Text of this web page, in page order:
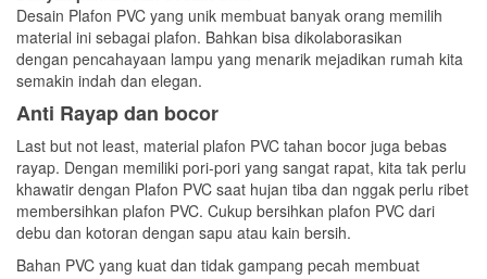
Desain Plafon PVC yang unik membuat banyak orang memilih
material ini sebagai plafon. Bahkan bisa dikolaborasikan
dengan pencahayaan lampu yang menarik mejadikan rumah kita
semakin indah dan elegan.
Anti Rayap dan bocor
Last but not least, material plafon PVC tahan bocor juga bebas
rayap. Dengan memiliki pori-pori yang sangat rapat, kita tak perlu
khawatir dengan Plafon PVC saat hujan tiba dan nggak perlu ribet
membersihkan plafon PVC. Cukup bersihkan plafon PVC dari
debu dan kotoran dengan sapu atau kain bersih.
Bahan PVC yang kuat dan tidak gampang pecah membuat